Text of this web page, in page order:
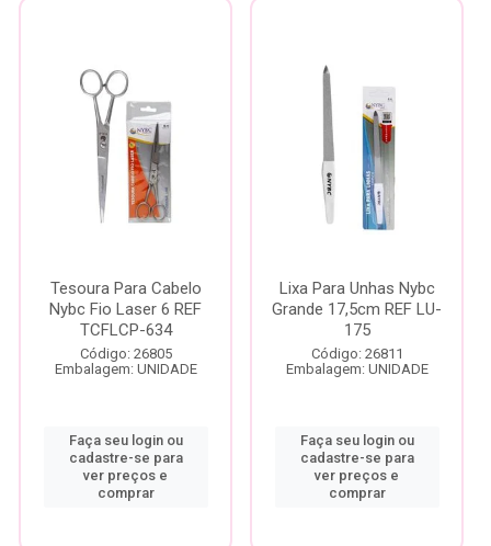
Tesoura Para Cabelo
Nybc Fio Laser 6 REF
TCFLCP-634
Código: 26805
Embalagem: UNIDADE
Faça seu login ou
cadastre-se para
ver preços e
comprar
Lixa Para Unhas Nybc
Grande 17,5cm REF LU-
175
Código: 26811
Embalagem: UNIDADE
Faça seu login ou
cadastre-se para
ver preços e
comprar